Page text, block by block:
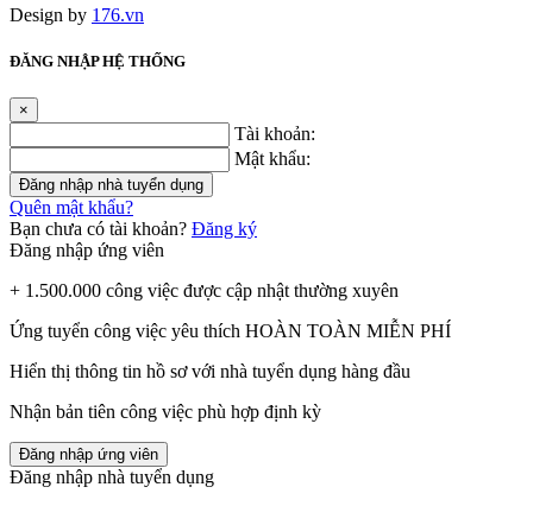
Design by 176.vn
ĐĂNG NHẬP HỆ THỐNG
×
Tài khoản:
Mật khẩu:
Đăng nhập nhà tuyển dụng
Quên mật khẩu?
Bạn chưa có tài khoản? Đăng ký
Đăng nhập ứng viên
+ 1.500.000 công việc được cập nhật thường xuyên
Ứng tuyển công việc yêu thích HOÀN TOÀN MIỄN PHÍ
Hiển thị thông tin hồ sơ với nhà tuyển dụng hàng đầu
Nhận bản tiên công việc phù hợp định kỳ
Đăng nhập ứng viên
Đăng nhập nhà tuyển dụng